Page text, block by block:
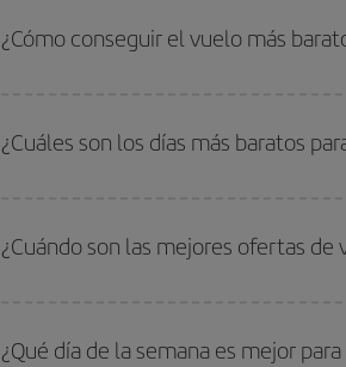
¿Cómo conseguir el vuelo más
vuelta. Además, si no tienes decidido un
¿Cuáles son los días más baratos
quieres ir y en qué fechas habías pensado
para que puedas encontrar la mejor oferta.
¿Cuándo son las mejores ofertas de
periodos de vacaciones escolares son
¿Qué día de la semana es mejor